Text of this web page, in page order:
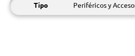
Tipo Periféricos y